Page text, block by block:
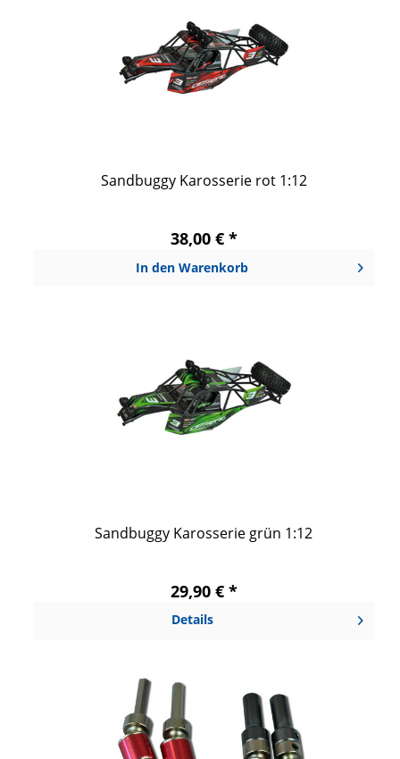
Sandbuggy Karosserie rot 1:12
38,00 € *
In den Warenkorb
Sandbuggy Karosserie grün 1:12
29,90 € *
Details